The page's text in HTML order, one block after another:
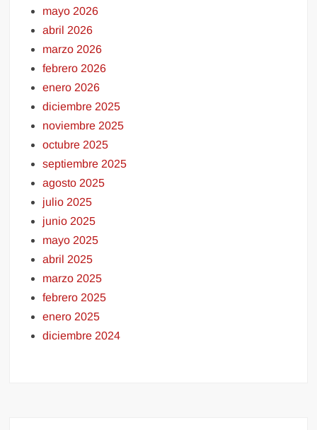
mayo 2026
abril 2026
marzo 2026
febrero 2026
enero 2026
diciembre 2025
noviembre 2025
octubre 2025
septiembre 2025
agosto 2025
julio 2025
junio 2025
mayo 2025
abril 2025
marzo 2025
febrero 2025
enero 2025
diciembre 2024